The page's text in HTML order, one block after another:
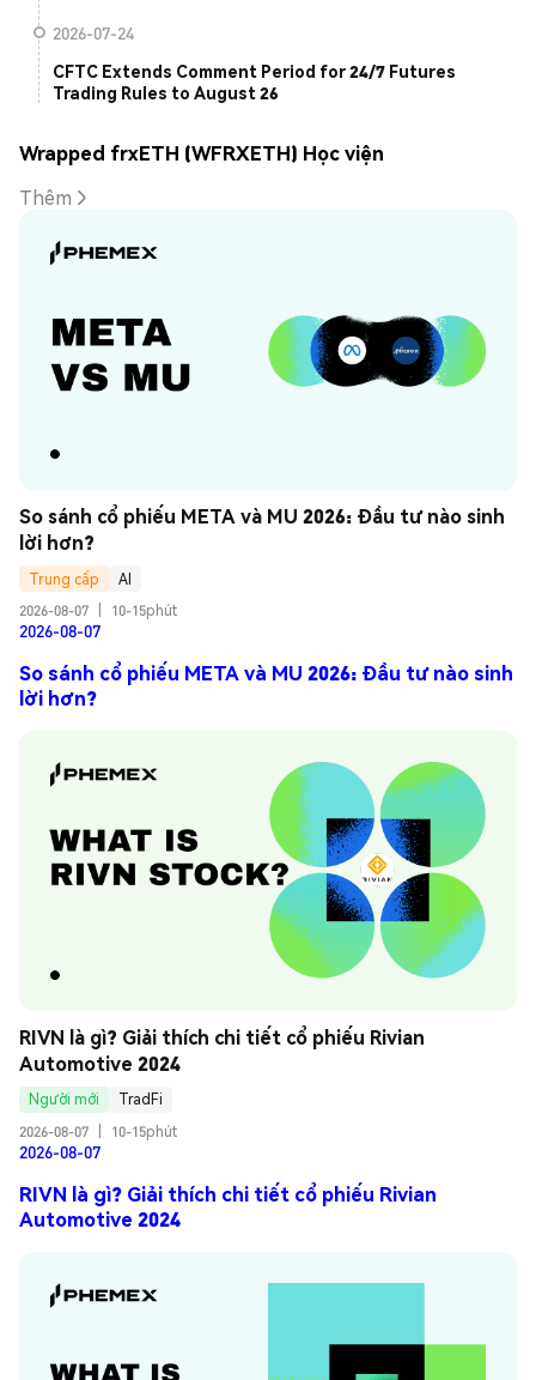
2026-07-24
CFTC Extends Comment Period for 24/7 Futures
Trading Rules to August 26
Wrapped frxETH (WFRXETH) Học viện
Thêm
So sánh cổ phiếu META và MU 2026: Đầu tư nào sinh
lời hơn?
Trung cấp
AI
2026-08-07
10-15phút
2026-08-07
So sánh cổ phiếu META và MU 2026: Đầu tư nào sinh
lời hơn?
RIVN là gì? Giải thích chi tiết cổ phiếu Rivian
Automotive 2024
Người mới
TradFi
2026-08-07
10-15phút
2026-08-07
RIVN là gì? Giải thích chi tiết cổ phiếu Rivian
Automotive 2024